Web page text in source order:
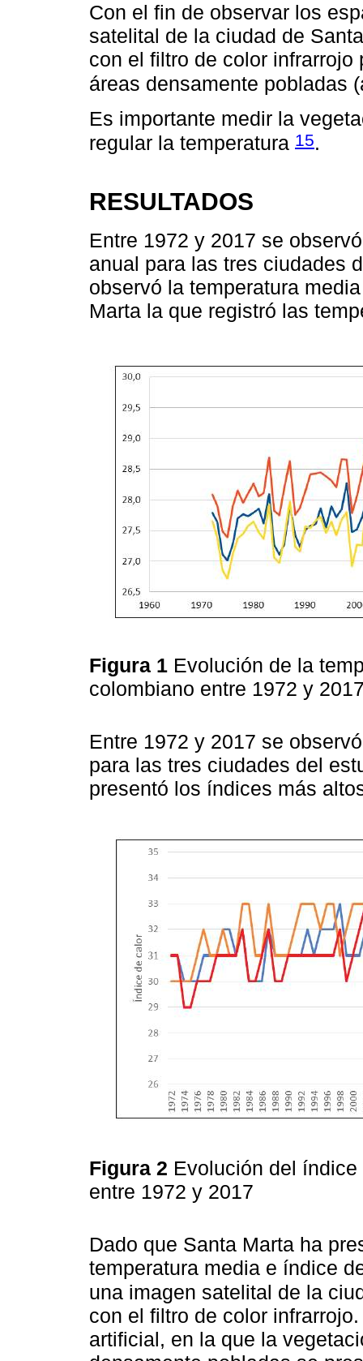
Con el fin de observar los
satelital de la ciudad de
con el filtro de color
áreas densamente pobladas
Es importante medir la
regular la temperatura 15.
RESULTADOS
Entre 1972 y 2017 se
anual para las tres ciudades
observó la temperatura
Marta la que registró las
Figura 1 Evolución de la
colombiano entre 1972 y
Entre 1972 y 2017 se
para las tres ciudades del
presentó los índices más
Figura 2 Evolución del
entre 1972 y 2017
Dado que Santa Marta ha
temperatura media e índice
una imagen satelital de la
con el filtro de color
artificial, en la que la